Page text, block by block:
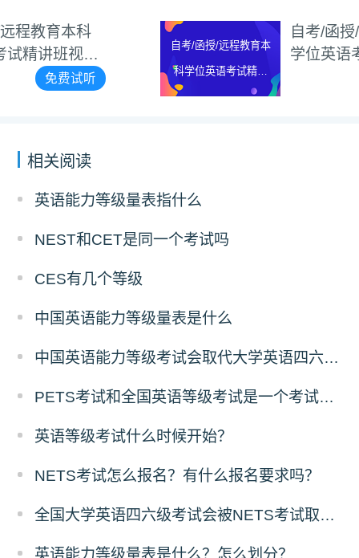
自考/函授/远程教育本
科学位英语考试精讲
班视频教程（新大
自考/函授/远程教育本
学位英语考试精讲班视
教程（新大纲）
相关阅读
英语能力等级量表指什么
NEST和CET是同一个考试吗
CES有几个等级
中国英语能力等级量表是什么
中国英语能力等级考试会取代大学英语四六级吗？
PETS考试和全国英语等级考试是一个考试吗？
英语等级考试什么时候开始？
NETS考试怎么报名？有什么报名要求吗？
全国大学英语四六级考试会被NETS考试取代吗？
英语能力等级量表是什么？怎么划分？